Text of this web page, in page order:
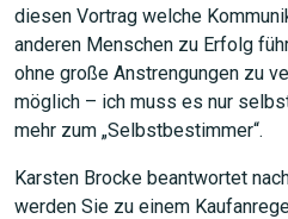
diesen Vortrag welche
anderen Menschen zu Erfolg
ohne große Anstrengungen zu
möglich – ich muss es nur
mehr zum „Selbstbestimmer“.
Karsten Brocke beantwortet
werden Sie zu einem